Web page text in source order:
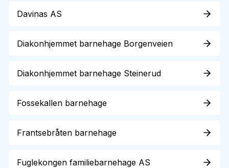
Davinas AS
Diakonhjemmet barnehage Borgenveien
Diakonhjemmet barnehage Steinerud
Fossekallen barnehage
Frantsebråten barnehage
Fuglekongen familiebarnehage AS